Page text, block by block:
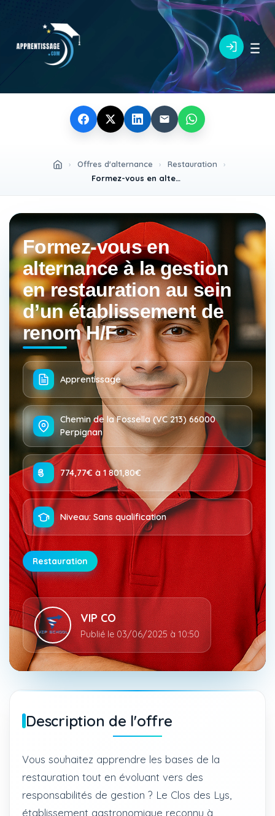
› Offres d'alternance › Restauration
›
Formez-vous en alternance à la gestion en restauration au sein d’un établissement de renom H/F
Formez-vous en
alternance à la gestion
en restauration au sein
d’un établissement de
renom H/F
Apprentissage
Chemin de la Fossella (VC 213) 66000
Perpignan
774,77€ à 1 801,80€
Niveau: Sans qualification
Restauration
VIP CO
Publié le 03/06/2025 à 10:50
Description de l'offre
Vous souhaitez apprendre les bases de la
restauration tout en évoluant vers des
responsabilités de gestion ? Le Clos des Lys,
établissement gastronomique reconnu à